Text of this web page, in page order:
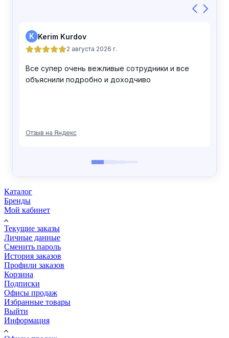
Каталог
Бренды
Мой кабинет
Текущие заказы
Личные данные
Сменить пароль
История заказов
Профили заказов
Корзина
Подписки
Офисы продаж
Избранные товары
Выйти
Информация